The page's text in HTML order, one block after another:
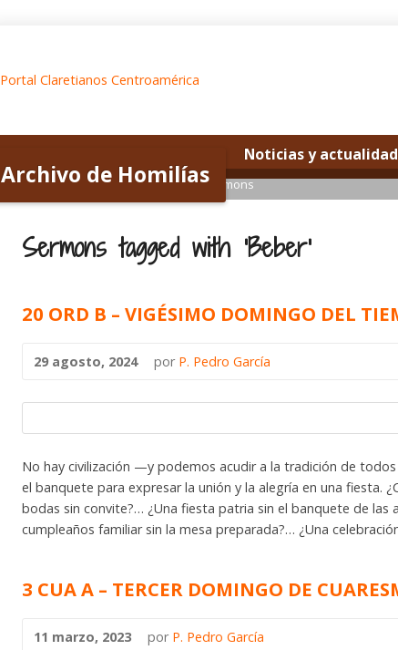
Noticias y actualidad
Archivo de Homilías
Home> Archivo de Homilías> Tagged Sermons
Sermons tagged with ‘Beber’
20 ORD B – VIGÉSIMO DOMINGO DEL
29 agosto, 2024 por P. Pedro García
No hay civilización —y podemos acudir a la tradición de
el banquete para expresar la unión y la alegría en una fiesta.
bodas sin convite?… ¿Una fiesta patria sin el banquete de las
cumpleaños familiar sin la mesa preparada?… ¿Una
3 CUA A – TERCER DOMINGO DE
11 marzo, 2023 por P. Pedro García